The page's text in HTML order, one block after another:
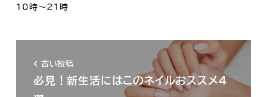
10時～21時
古い投稿
必見！新生活にはこのネイルおススメ４